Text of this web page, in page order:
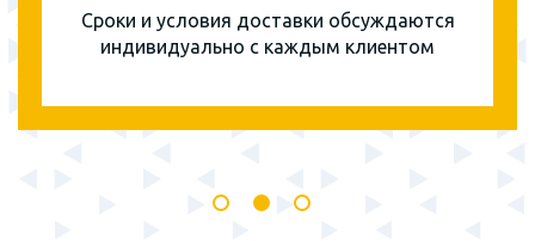
Сроки и условия доставки обсуждаются
индивидуально с каждым клиентом